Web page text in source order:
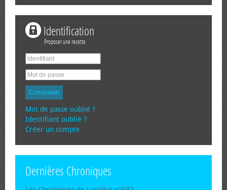
Identification
Proposer une recette
Connexion
Mot de passe oublié ?
Identifiant oublié ?
Créer un compte
Dernières Chroniques